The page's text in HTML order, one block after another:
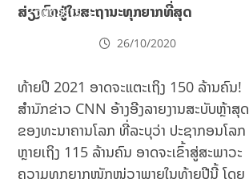
Podcasts
ຕິດຕໍ່ໂຄສະນາ
ສ່ຽງຕົກຢູ່ໃນສະຖານະທຸກຍາກທີ່ສຸດ
26/10/2020
ທ້າຍປີ 2021 ອາດຈະແຕະເຖິງ 150 ລ້ານຄົນ!
ສຳນັກຂ່າວ CNN ອ້າງອີງລາຍງານສະບັບຫຼ້າສຸດ
ຂອງທະນາຄານໂລກ ທີ່ລະບຸວ່າ ປະຊາກອນໂລກ
ຫຼາຍເຖິງ 115 ລ້ານຄົນ ອາດຈະເຂົ້າສູ່ສະພາວະ
ຄວາມທຸກຍາກໜັກໜ່ວງພາຍໃນທ້າຍປີນີ້ ໂດຍ